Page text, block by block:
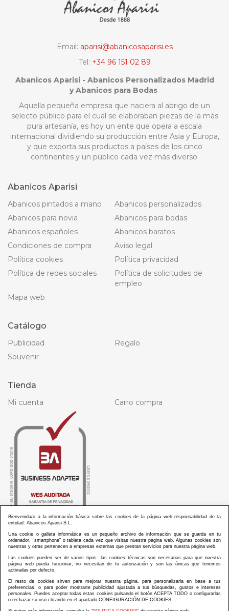
Email: aparisi@abanicosaparisi.es
Tel: +34 96 151 02 89
Abanicos Aparisi - Abanicos Personalizados Madrid
y Abanicos para Bodas
Aquella pequeña empresa que naciera al abrigo de un
selecto público para el cual se elaboraban piezas de la más
pura artesanía, es hoy un ente que opera a escala
internacional dividiendo su producción entre Asia y Europa,
y que exporta sus productos a países de los cinco
continentes y un público cada vez más diverso.
Abanicos Aparisi
Abanicos pintados a mano
Abanicos personalizados
Abanicos para novia
Abanicos para bodas
Abanicos españoles
Abanicos baratos
Condiciones de compra
Aviso legal
Política cookies
Política privacidad
Política de redes sociales
Política de solicitudes de
empleo
Mapa web
Catálogo
Publicidad
Regalo
Souvenir
Tienda
Mi cuenta Carro compra
ABANICOS APARISI S.L. ha recibido por parte de La Generalitat Valenciana, la cantidad de
100.000 € en apoyo al proyecto HISOLV/2021/3933/46 del PLAN EMPRESARIAL “PLAN RESISITIR
ABANICOS APARISI S.L. ha recibido por parte de La Generalitat Valenciana, la cantidad de 7.000
€ en apoyo al proyecto CMARTE/2021/265/46 del PLAN AYUDAS DIRECTAS ARTESANIA “CMARTE”.
Bienvenida/o a la información básica sobre las cookies de la página web responsabilidad de la
entidad: Abanicos Aparisi S.L.
Una cookie o galleta informática es un pequeño archivo de información que se guarda en tu
ordenador, “smartphone” o tableta cada vez que visitas nuestra página web. Algunas cookies son
nuestras y otras pertenecen a empresas externas que prestan servicios para nuestra página web.
Las cookies pueden ser de varios tipos: las cookies técnicas son necesarias para que nuestra
página web pueda funcionar, no necesitan de tu autorización y son las únicas que tenemos
activadas por defecto.
El resto de cookies sirven para mejorar nuestra página, para personalizarla en base a tus
preferencias, o para poder mostrarte publicidad ajustada a tus búsquedas, gustos e intereses
personales. Puedes aceptar todas estas cookies pulsando el botón ACEPTA TODO o configurarlas
o rechazar su uso clicando en el apartado CONFIGURACIÓN DE COOKIES.